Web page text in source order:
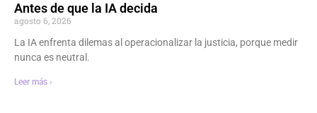
Antes de que la IA decida
agosto 6, 2026
La IA enfrenta dilemas al operacionalizar la justicia, porque medir
nunca es neutral.
Leer más ›